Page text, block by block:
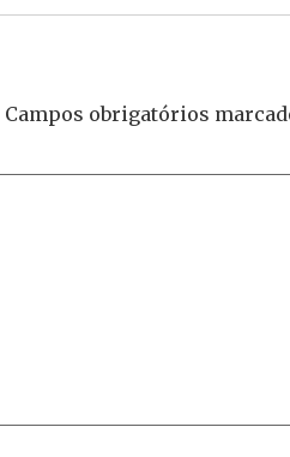
Campos obrigatórios